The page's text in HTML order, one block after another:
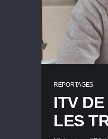
REPORTAGES
ITV
LES